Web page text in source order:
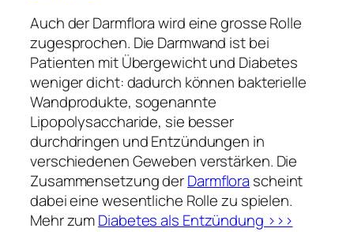
Auch der Darmflora wird eine grosse Rolle
zugesprochen. Die Darmwand ist bei
Patienten mit Übergewicht und Diabetes
weniger dicht: dadurch können bakterielle
Wandprodukte, sogenannte
Lipopolysaccharide, sie besser
durchdringen und Entzündungen in
verschiedenen Geweben verstärken. Die
Zusammensetzung derDarmflora scheint
dabei eine wesentliche Rolle zu spielen.
Mehr zumDiabetes als Entzündung >>>